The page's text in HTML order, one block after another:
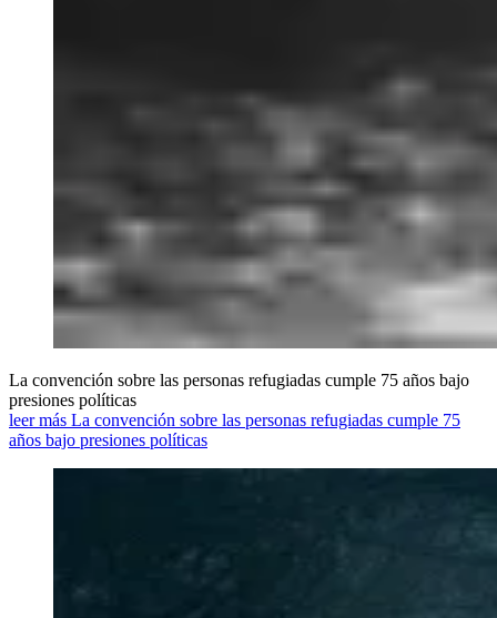
La convención sobre las personas refugiadas cumple 75 años bajo
presiones políticas
leer más La convención sobre las personas refugiadas cumple 75
años bajo presiones políticas